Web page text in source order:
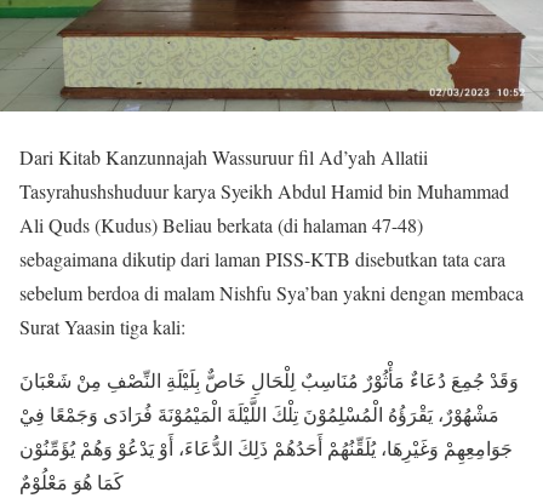
Dari Kitab Kanzunnajah Wassuruur fil Ad’yah Allatii
Tasyrahushshuduur karya Syeikh Abdul Hamid bin Muhammad
Ali Quds (Kudus) Beliau berkata (di halaman 47-48)
sebagaimana dikutip dari laman PISS-KTB disebutkan tata cara
sebelum berdoa di malam Nishfu Sya’ban yakni dengan membaca
Surat Yaasin tiga kali:
وَقَدْ جُمِعَ دُعَاءٌ مَأْثُوْرٌ مُنَاسِبٌ لِلْحَالِ خَاصٌّ بِلَيْلَةِ النِّصْفِ مِنْ شَعْبَانَ
مَشْهُوْرٌ، يَقْرَؤُهُ الْمُسْلِمُوْنَ تِلْكَ اللَّيْلَةَ الْمَيْمُوْنَةَ فُرَادَى وَجَمْعًا فِيْ
جَوَامِعِهِمْ وَغَيْرِهَا، يُلَقِّنُهُمْ أَحَدُهُمْ ذَلِكَ الدُّعَاءَ، أَوْ يَدْعُوْ وَهُمْ يُؤَمِّنُوْن
كَمَا هُوَ مَعْلُوْمٌ